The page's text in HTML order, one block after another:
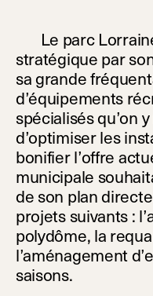
Le parc
stratégique par
sa grande
d’équipements
spécialisés qu’on
d’optimiser les
bonifier l’offre
municipale
de son plan
projets suivants :
polydôme, la
l’aménagement
saisons.